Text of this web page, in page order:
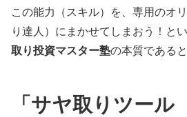
この能力（スキル）を、専用のオ
り達人）にまかせてしまおう！とい
取り投資マスター塾の本質である
「サヤ取りツール